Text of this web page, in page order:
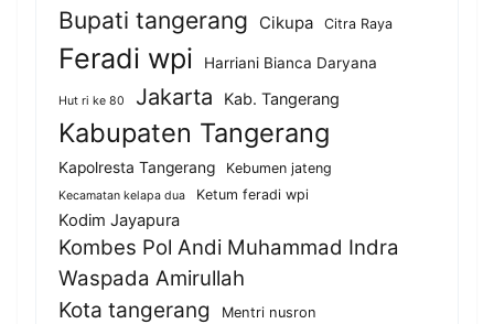
Bupati tangerang Cikupa Citra Raya
Feradi wpi Harriani Bianca Daryana
Hut ri ke 80 Jakarta Kab. Tangerang
Kabupaten Tangerang
Kapolresta Tangerang Kebumen jateng
Kecamatan kelapa dua Ketum feradi wpi
Kodim Jayapura
Kombes Pol Andi Muhammad Indra
Waspada Amirullah
Kota tangerang
Mentri nusron